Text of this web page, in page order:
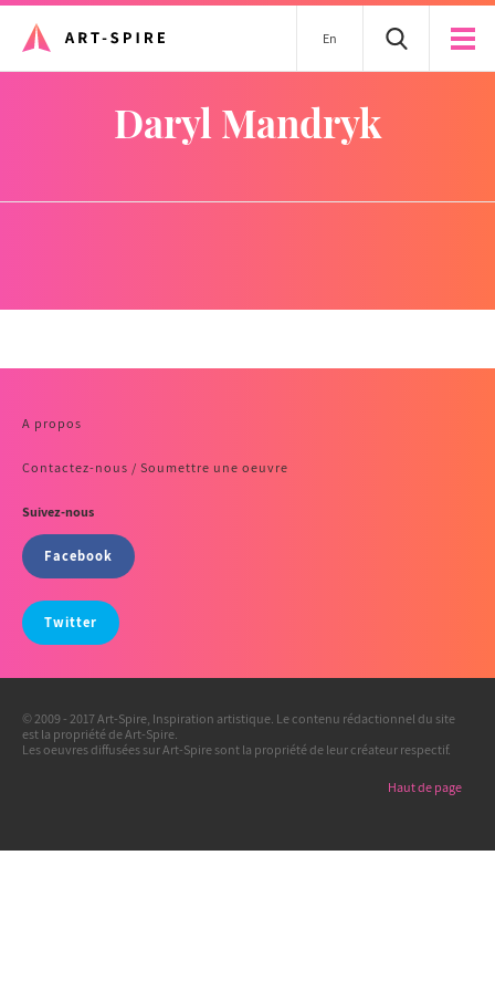
En
Daryl Mandryk
A propos
Contactez-nous / Soumettre une oeuvre
Suivez-nous
Facebook
Twitter
© 2009 - 2017 Art-Spire, Inspiration artistique. Le contenu rédactionnel du site
est la propriété de Art-Spire.
Les oeuvres diffusées sur Art-Spire sont la propriété de leur créateur respectif.
Haut de page